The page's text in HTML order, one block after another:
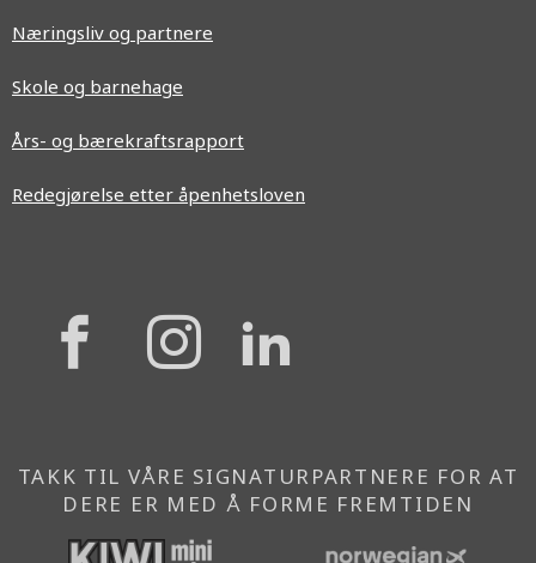
Næringsliv og partnere
Skole og barnehage
Års- og bærekraftsrapport
Redegjørelse etter åpenhetsloven
{{
'Facebook'|t
}}
{{
}}
TAKK TIL VÅRE SIGNATURPARTNERE FOR AT
DERE ER MED Å FORME FREMTIDEN